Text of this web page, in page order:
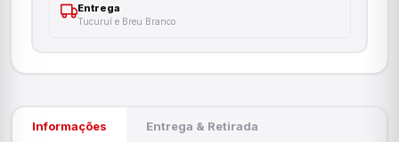
Entrega
Tucuruí e Breu Branco
Informações Entrega & Retirada